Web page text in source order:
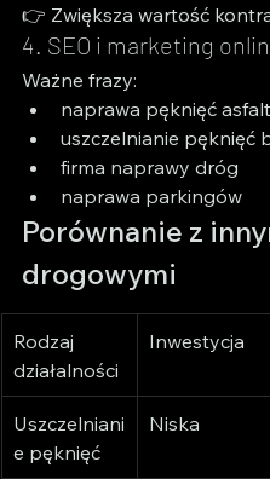
👉 Zwiększa wartość
4. SEO i marketing
Ważne frazy:
naprawa pęknięć
uszczelnianie pęknięć
firma naprawy dróg
naprawa parkingów
Porównanie z
drogowymi
Rodzaj
działalności
Inwestycja
Uszczelniani
e pęknięć
Niska